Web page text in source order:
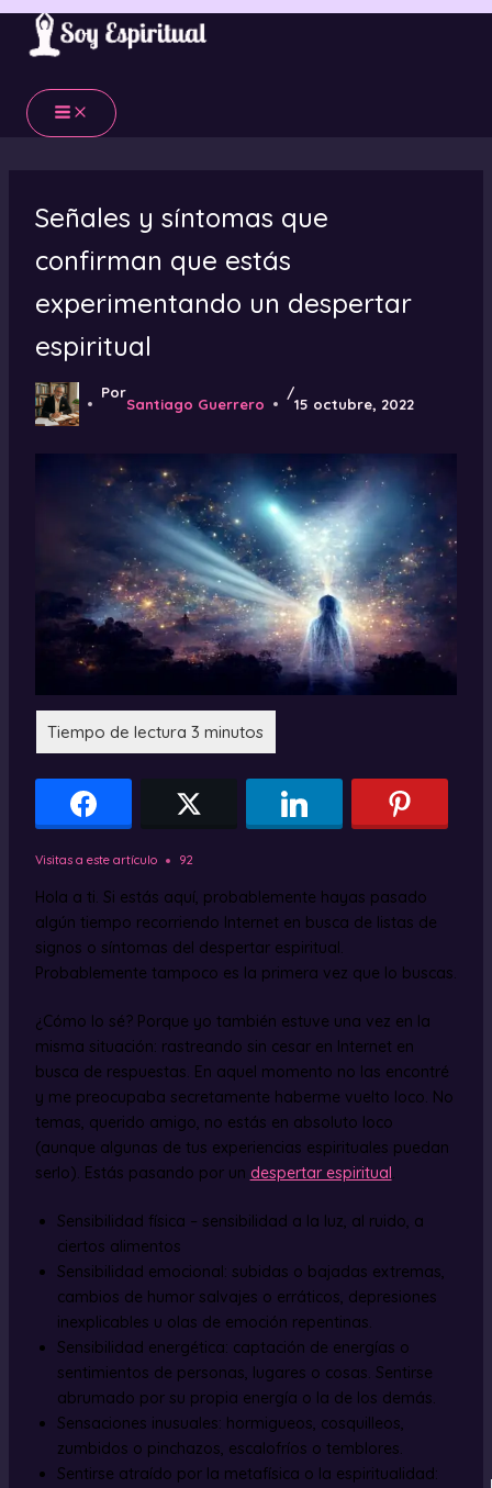
Ir
contenido
Señales y síntomas que
confirman que estás
experimentando un despertar
espiritual
Por
Santiago Guerrero
/
15 octubre, 2022
Visitas a este artículo 92
Hola a ti. Si estás aquí, probablemente hayas pasado
algún tiempo recorriendo Internet en busca de listas de
signos o síntomas del despertar espiritual.
Probablemente tampoco es la primera vez que lo buscas.
¿Cómo lo sé? Porque yo también estuve una vez en la
misma situación: rastreando sin cesar en Internet en
busca de respuestas. En aquel momento no las encontré
y me preocupaba secretamente haberme vuelto loco. No
temas, querido amigo, no estás en absoluto loco
(aunque algunas de tus experiencias espirituales puedan
serlo). Estás pasando por un despertar espiritual.
Sensibilidad física – sensibilidad a la luz, al ruido, a
ciertos alimentos
Sensibilidad emocional: subidas o bajadas extremas,
cambios de humor salvajes o erráticos, depresiones
inexplicables u olas de emoción repentinas.
Sensibilidad energética: captación de energías o
sentimientos de personas, lugares o cosas. Sentirse
abrumado por su propia energía o la de los demás.
Sensaciones inusuales: hormigueos, cosquilleos,
zumbidos o pinchazos, escalofríos o temblores.
Sentirse atraído por la metafísica o la espiritualidad: